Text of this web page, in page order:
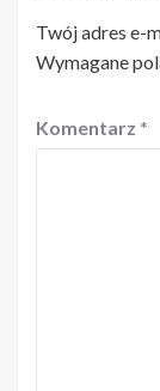
Twój adres e-
Wymagane
Komentarz *